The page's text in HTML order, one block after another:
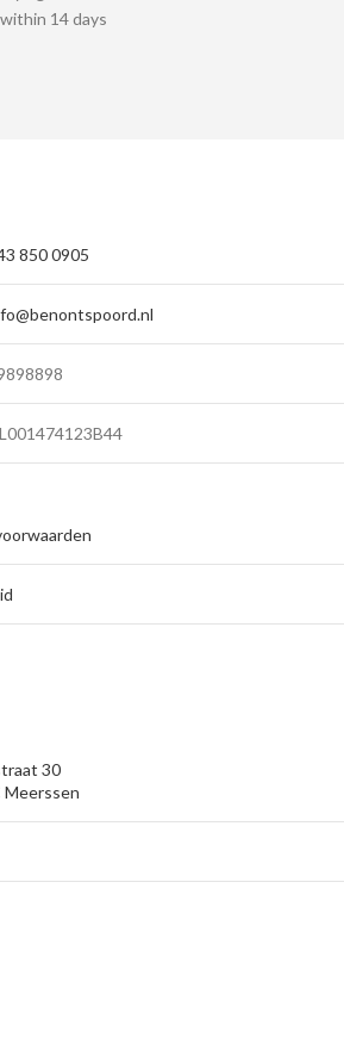
14 days
850 0905
30
Meerssen